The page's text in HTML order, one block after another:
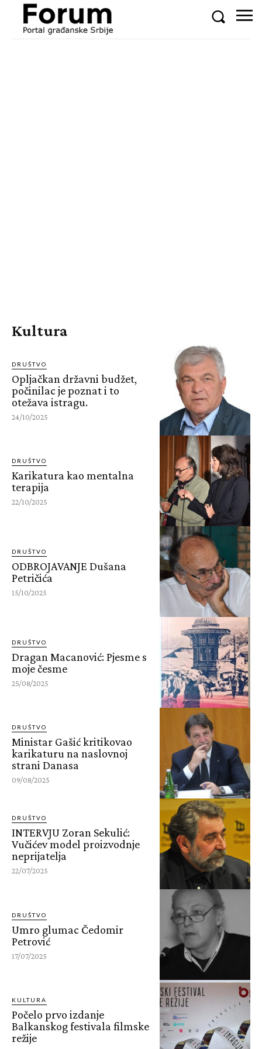
Kultura
DRUŠTVO
Opljačkan državni budžet,
počinilac je poznat i to
otežava istragu.
24/10/2025
DRUŠTVO
Karikatura kao mentalna
terapija
22/10/2025
DRUŠTVO
ODBROJAVANJE Dušana
Petričića
15/10/2025
DRUŠTVO
Dragan Macanović: Pjesme s
moje česme
25/08/2025
DRUŠTVO
Ministar Gašić kritikovao
karikaturu na naslovnoj
strani Danasa
09/08/2025
DRUŠTVO
INTERVJU Zoran Sekulić:
Vučićev model proizvodnje
neprijatelja
22/07/2025
DRUŠTVO
Umro glumac Čedomir
Petrović
17/07/2025
KULTURA
Počelo prvo izdanje
Balkanskog festivala filmske
režije